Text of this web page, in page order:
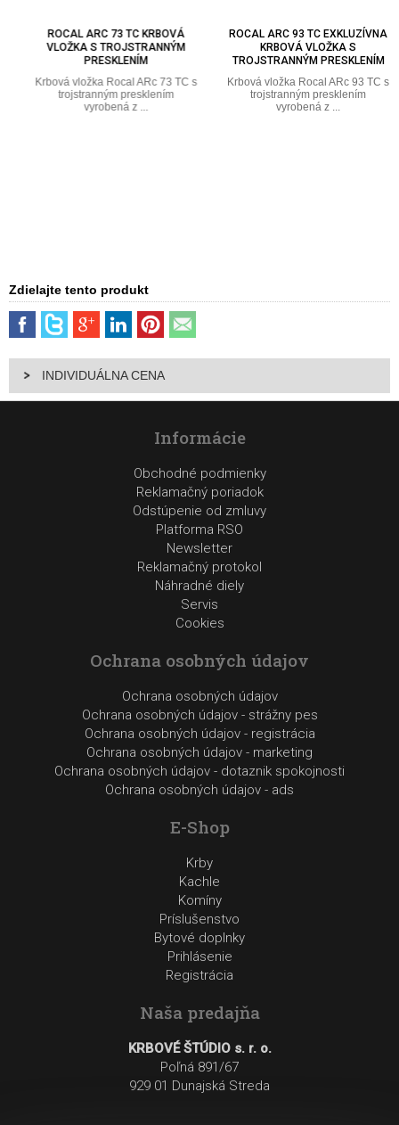
ROCAL ARC 73 TC KRBOVÁ
VLOŽKA S TROJSTRANNÝM
PRESKLENÍM
Krbová vložka Rocal ARc 73 TC s
trojstranným presklením
vyrobená z ...
ROCAL ARC 93 TC EXKLUZÍVNA
KRBOVÁ VLOŽKA S
TROJSTRANNÝM PRESKLENÍM
Krbová vložka Rocal ARc 93 TC s
trojstranným presklením
vyrobená z ...
Zdielajte tento produkt
INDIVIDUÁLNA CENA
Informácie
Obchodné podmienky
Reklamačný poriadok
Odstúpenie od zmluvy
Platforma RSO
Newsletter
Reklamačný protokol
Náhradné diely
Servis
Cookies
Ochrana osobných údajov
Ochrana osobných údajov
Ochrana osobných údajov - strážny pes
Ochrana osobných údajov - registrácia
Ochrana osobných údajov - marketing
Ochrana osobných údajov - dotaznik spokojnosti
Ochrana osobných údajov - ads
E-Shop
Krby
Kachle
Komíny
Príslušenstvo
Bytové doplnky
Prihlásenie
Registrácia
Naša predajňa
KRBOVÉ ŠTÚDIO s. r. o.
Poľná 891/67
929 01 Dunajská Streda